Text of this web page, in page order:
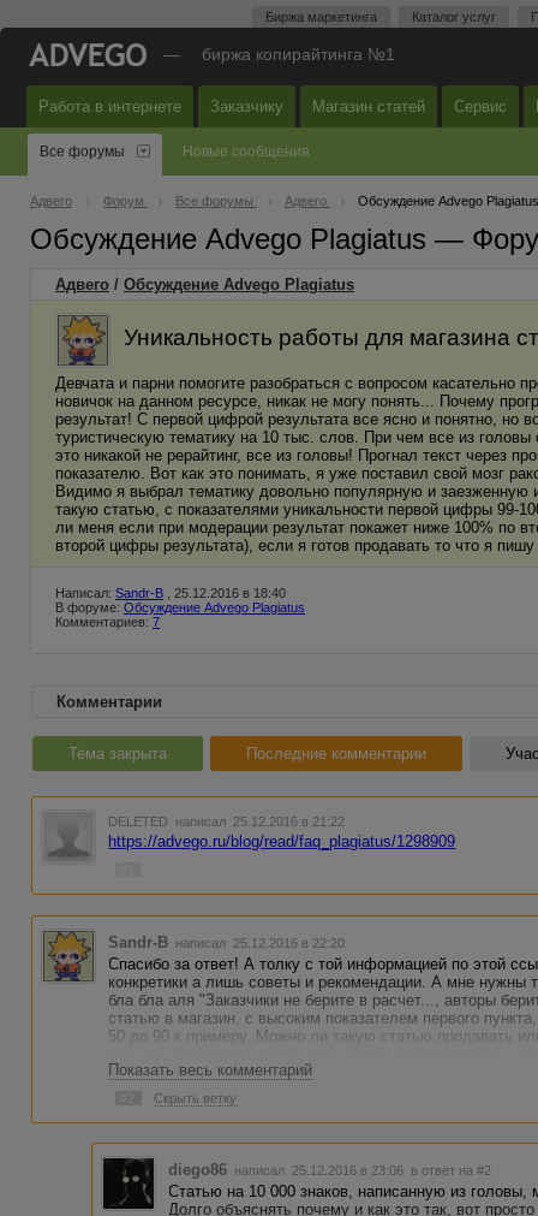
Биржа маркетинга Каталог услуг
— биржа копирайтинга №1
Работа в интернете Заказчику Магазин статей Сервис
Все форумы Новые сообщения
Адвего Форум Все форумы Адвего Обсуждение Advego Plagiatus
Обсуждение Advego Plagiatus —
Адвего / Обсуждение Advego Plagiatus
Уникальность работы для магазина
Девчата и парни помогите разобраться с вопросом
новичок на данном ресурсе, никак не могу понять... Почему
результат! С первой цифрой результата все ясно и понятно,
туристическую тематику на 10 тыс. слов. При чем все из
это никакой не рерайтинг, все из головы! Прогнал текст через
показателю. Вот как это понимать, я уже поставил свой мозг
Видимо я выбрал тематику довольно популярную и
такую статью, с показателями уникальности первой цифры 99-
ли меня если при модерации результат покажет ниже 100% по
второй цифры результата), если я готов продавать то что я пишу
Написал: Sandr-B , 25.12.2016 в 18:40
В форуме: Обсуждение Advego Plagiatus
Комментариев: 7
Комментарии
Тема закрыта Последние комментарии
DELETED написал 25.12.2016 в 21:22
https://advego.ru/blog/read/faq_plagiatus/1298909
Sandr-B написал 25.12.2016 в 22:20
Спасибо за ответ! А толку с той информацией по этой
конкретики а лишь советы и рекомендации. А мне нужны
бла бла аля "Заказчики не берите в расчет..., авторы
статью в магазин, с высоким показателем первого
50 до 90 к примеру. Можно ли такую статью продавать
..#@%$#@........ Вот что за бред, получается автору
новые обороты речи общепринятых в обиходе
делая тем самым из русского туземский что ли.
Показать весь комментарий
Скрыть ветку
diego86 написал 25.12.2016 в 23:06 в ответ на #2
Статью на 10 000 знаков, написанную из
Долго объяснять почему и как это так, вот